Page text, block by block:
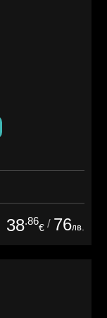
38.86
€ / 76лв.